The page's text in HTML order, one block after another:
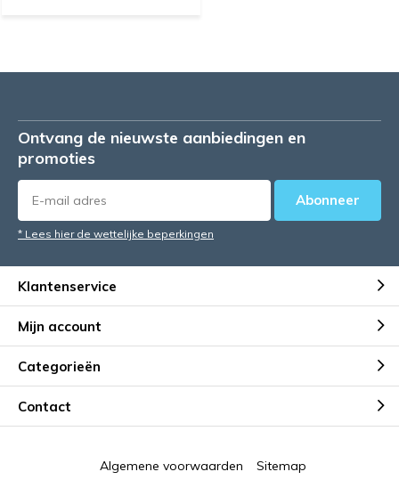
Ontvang de nieuwste aanbiedingen en
promoties
Abonneer
* Lees hier de wettelijke beperkingen
Klantenservice
Mijn account
Categorieën
Contact
Algemene voorwaarden Sitemap